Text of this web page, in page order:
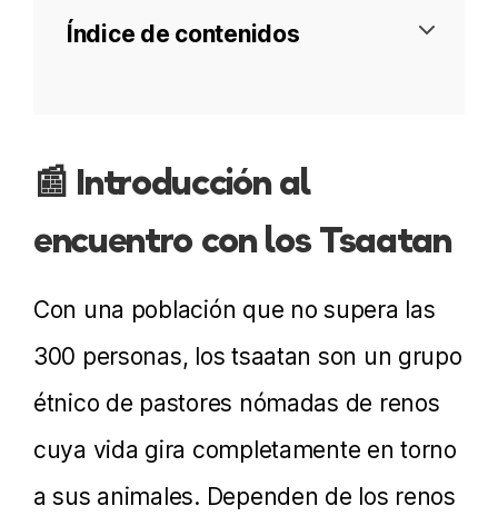
Índice de contenidos
Ubicación
Cómo llegar
¿Cuántos días se necesitan?
Lista de equipaje
Más información
📰 Introducción al
encuentro con los Tsaatan
Con una población que no supera las
300 personas, los tsaatan son un grupo
étnico de pastores nómadas de renos
cuya vida gira completamente en torno
a sus animales. Dependen de los renos